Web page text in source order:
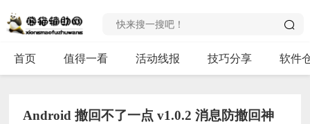
首页 值得一看 活动线报 技巧分享 软件
Android 撤回不了一点 v1.0.2 消息防撤回神